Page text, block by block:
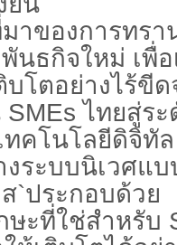
มาของการทร
นธกิจใหม่ เพื่
บโตอย่างไร้ขี
SMEsไทยสู่ร
ทคโนโลยีดิจิทั
งระบบนิเวศแ
ส`ประกอบด้วย
ษะที่ใช่สำหรับ